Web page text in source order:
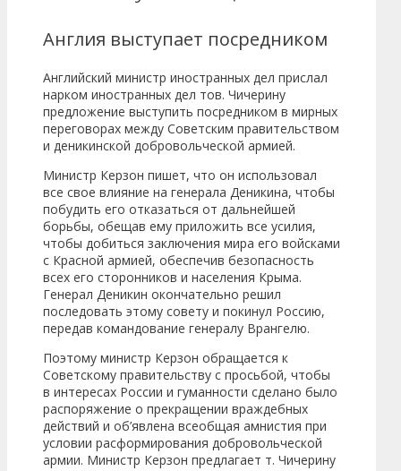
Англия выступает посредником
Английский министр иностранных дел прислал
нарком иностранных дел тов. Чичерину
предложение выступить посредником в мирных
переговорах между Советским правительством
и деникинской добровольческой армией.
Министр Керзон пишет, что он использовал
все свое влияние на генерала Деникина, чтобы
побудить его отказаться от дальнейшей
борьбы, обещав ему приложить все усилия,
чтобы добиться заключения мира его войсками
с Красной армией, обеспечив безопасность
всех его сторонников и населения Крыма.
Генерал Деникин окончательно решил
последовать этому совету и покинул Россию,
передав командование генералу Врангелю.
Поэтому министр Керзон обращается к
Советскому правительству с просьбой, чтобы
в интересах России и гуманности сделано было
распоряжение о прекращении враждебных
действий и об’явлена всеобщая амнистия при
условии расформирования добровольческой
армии. Министр Керзон предлагает т. Чичерину